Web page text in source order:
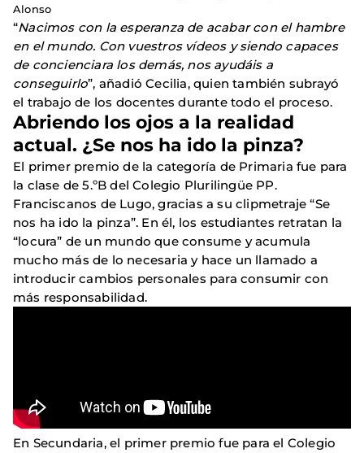
Alonso
“Nacimos con la esperanza de acabar con el hambre
en el mundo. Con vuestros vídeos y siendo capaces
de concienciara los demás, nos ayudáis a
conseguirlo”, añadió Cecilia, quien también subrayó
el trabajo de los docentes durante todo el proceso.
Abriendo los ojos a la realidad
actual. ¿Se nos ha ido la pinza?
El primer premio de la categoría de Primaria fue para
la clase de 5.ºB del Colegio Plurilingüe PP.
Franciscanos de Lugo, gracias a su clipmetraje “Se
nos ha ido la pinza”. En él, los estudiantes retratan la
“locura” de un mundo que consume y acumula
mucho más de lo necesaria y hace un llamado a
introducir cambios personales para consumir con
más responsabilidad.
En Secundaria, el primer premio fue para el Colegio